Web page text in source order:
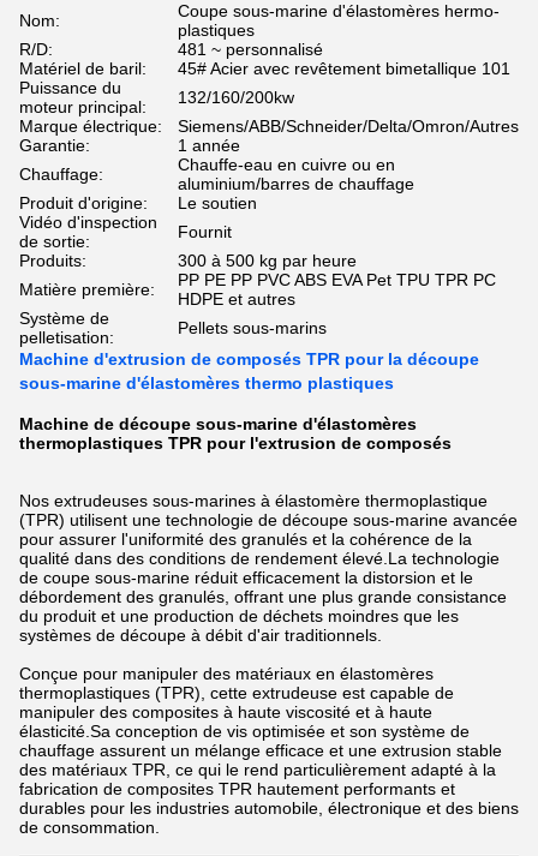
Nom:
Coupe sous-marine d'élastomères hermo-
plastiques
R/D:
481 ~ personnalisé
Matériel de baril:
45# Acier avec revêtement bimetallique 101
Puissance du
moteur principal:
132/160/200kw
Marque électrique:
Siemens/ABB/Schneider/Delta/Omron/Autres
Garantie:
1 année
Chauffage:
Chauffe-eau en cuivre ou en
aluminium/barres de chauffage
Produit d'origine:
Le soutien
Vidéo d'inspection
de sortie:
Fournit
Produits:
300 à 500 kg par heure
Matière première:
PP PE PP PVC ABS EVA Pet TPU TPR PC
HDPE et autres
Système de
pelletisation:
Pellets sous-marins
Machine d'extrusion de composés TPR pour la découpe
sous-marine d'élastomères thermo plastiques
Machine de découpe sous-marine d'élastomères
thermoplastiques TPR pour l'extrusion de composés
Nos extrudeuses sous-marines à élastomère thermoplastique
(TPR) utilisent une technologie de découpe sous-marine avancée
pour assurer l'uniformité des granulés et la cohérence de la
qualité dans des conditions de rendement élevé.La technologie
de coupe sous-marine réduit efficacement la distorsion et le
débordement des granulés, offrant une plus grande consistance
du produit et une production de déchets moindres que les
systèmes de découpe à débit d'air traditionnels.
Conçue pour manipuler des matériaux en élastomères
thermoplastiques (TPR), cette extrudeuse est capable de
manipuler des composites à haute viscosité et à haute
élasticité.Sa conception de vis optimisée et son système de
chauffage assurent un mélange efficace et une extrusion stable
des matériaux TPR, ce qui le rend particulièrement adapté à la
fabrication de composites TPR hautement performants et
durables pour les industries automobile, électronique et des biens
de consommation.